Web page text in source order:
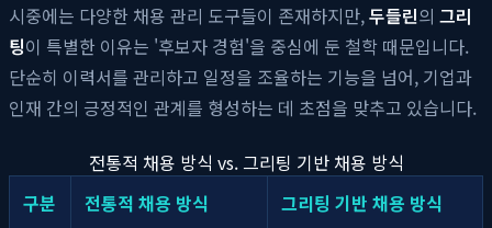
시중에는 다양한 채용 관리 도구들이 존재하지만,두들린의 그리
팅이 특별한 이유는 '후보자 경험'을 중심에 둔 철학 때문입니다.
단순히 이력서를 관리하고 일정을 조율하는 기능을 넘어, 기업과
인재 간의 긍정적인 관계를 형성하는 데 초점을 맞추고 있습니다.
전통적 채용 방식 vs. 그리팅 기반 채용 방식
구분
전통적 채용 방식 그리팅 기반 채용 방식